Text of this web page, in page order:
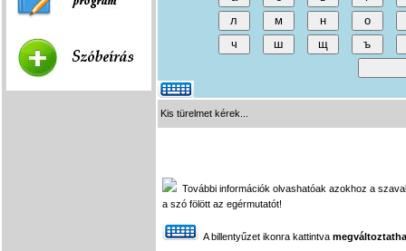
Kis türelmet kérek...
További információk olvashatóak azokhoz a
a szó fölött az egérmutatót!
A billentyűzet ikonra kattintva